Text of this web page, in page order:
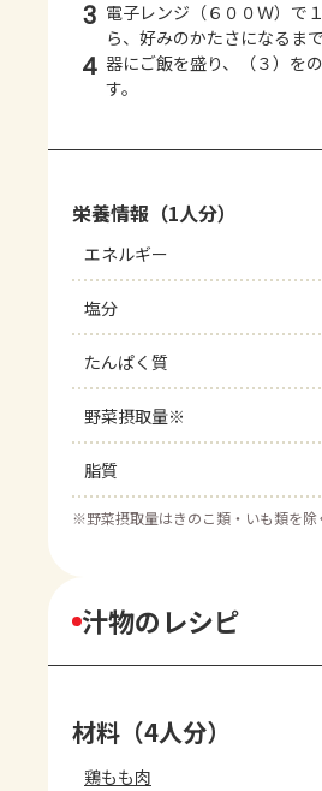
3 電子レンジ（６００Ｗ）で
ら、好みのかたさになるま
4 器にご飯を盛り、（３）を
す。
栄養情報（1人分）
エネルギー
塩分
たんぱく質
野菜摂取量※
脂質
※野菜摂取量はきのこ類・いも類を除
汁物のレシピ
材料（4人分）
鶏もも肉